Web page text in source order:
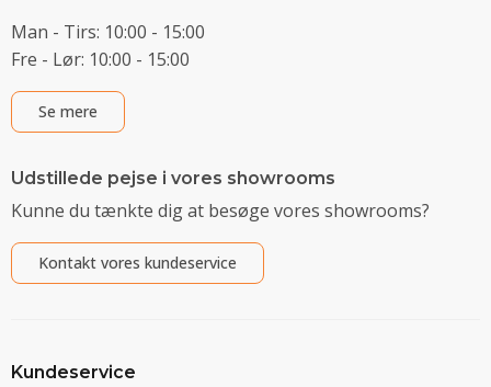
Man - Tirs: 10:00 - 15:00
Fre - Lør: 10:00 - 15:00
Se mere
Udstillede pejse i vores showrooms
Kunne du tænkte dig at besøge vores showrooms?
Kontakt vores kundeservice
Kundeservice